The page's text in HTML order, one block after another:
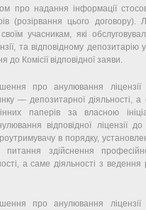
про надання інформації
(розірвання цього договору).
своїм учасникам, які
та відповідному депозитарію
Комісії відповідної заяви.
про анулювання
— депозитарної діяльності, а
паперів за власною
відповідної ліцензії до
в порядку,
здійснення
а саме діяльності з ведення
про анулювання